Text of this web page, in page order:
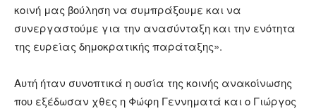
κοινή μας βούληση να συμπράξουμε και να
συνεργαστούμε για την ανασύνταξη και την ενότητα
της ευρείας δημοκρατικής παράταξης».
Αυτή ήταν συνοπτικά η ουσία της κοινής ανακοίνωσης
που εξέδωσαν χθες η Φώφη Γεννηματά και ο Γιώργος